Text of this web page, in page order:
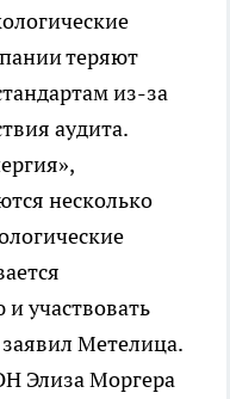
теряют
из-за
аудита.
несколько
участвовать
Метелица.
Элиза Моргера